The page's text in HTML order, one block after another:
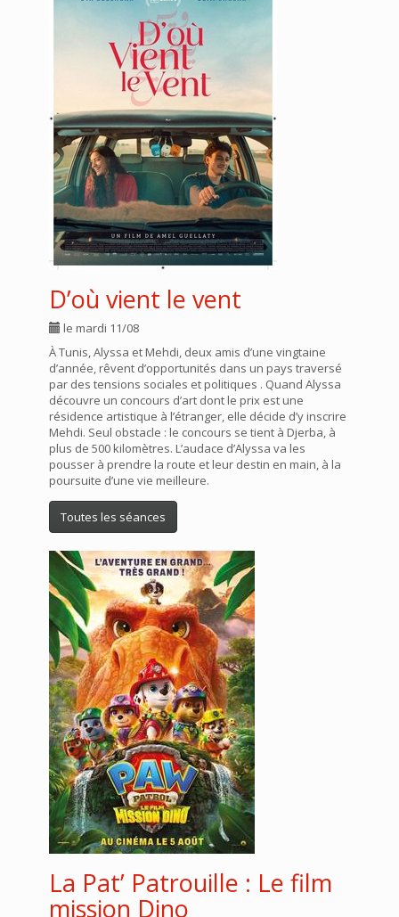
D’où vient le vent
le mardi 11/08
À Tunis, Alyssa et Mehdi, deux amis d’une vingtaine
d’année, rêvent d’opportunités dans un pays traversé
par des tensions sociales et politiques . Quand Alyssa
découvre un concours d’art dont le prix est une
résidence artistique à l’étranger, elle décide d’y inscrire
Mehdi. Seul obstacle : le concours se tient à Djerba, à
plus de 500 kilomètres. L’audace d’Alyssa va les
pousser à prendre la route et leur destin en main, à la
poursuite d’une vie meilleure.
Toutes les séances
La Pat’ Patrouille : Le film
mission Dino